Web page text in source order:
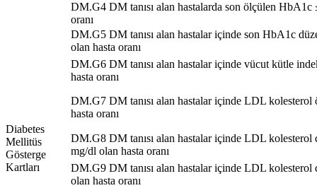
Diabetes
Mellitüs
Gösterge
Kartları
DM.G4 DM tanısı alan hastalarda son ölçülen HbA1c
oranı
DM.G5 DM tanısı alan hastalar içinde son HbA1c
olan hasta oranı
DM.G6 DM tanısı alan hastalar içinde vücut kütle
hasta oranı
DM.G7 DM tanısı alan hastalar içinde LDL kolesterol
hasta oranı
DM.G8 DM tanısı alan hastalar içinde LDL kolesterol
mg/dl olan hasta oranı
DM.G9 DM tanısı alan hastalar içinde LDL
olan hasta oranı